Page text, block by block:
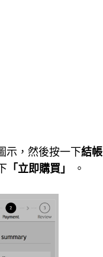
示，然後按一下結帳
「立即購買」 。